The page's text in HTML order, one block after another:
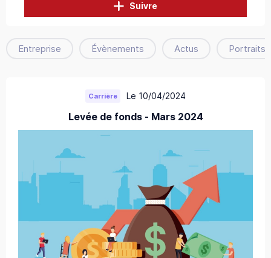
Suivre
Entreprise Évènements Actus Portraits
Carrière Le 10/04/2024
Levée de fonds - Mars 2024